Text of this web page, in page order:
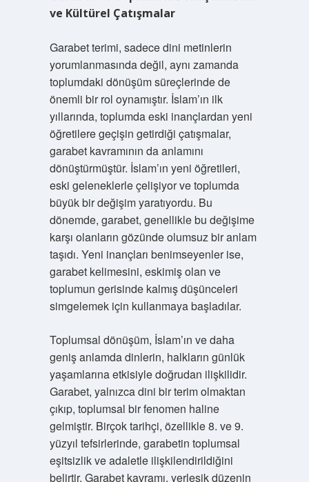
ve Kültürel Çatışmalar
Garabet terimi, sadece dini metinlerin
yorumlanmasında değil, aynı zamanda
toplumdaki dönüşüm süreçlerinde de
önemli bir rol oynamıştır. İslam’ın ilk
yıllarında, toplumda eski inançlardan yeni
öğretilere geçişin getirdiği çatışmalar,
garabet kavramının da anlamını
dönüştürmüştür. İslam’ın yeni öğretileri,
eski geleneklerle çelişiyor ve toplumda
büyük bir değişim yaratıyordu. Bu
dönemde, garabet, genellikle bu değişime
karşı olanların gözünde olumsuz bir anlam
taşıdı. Yeni inançları benimseyenler ise,
garabet kelimesini, eskimiş olan ve
toplumun gerisinde kalmış düşünceleri
simgelemek için kullanmaya başladılar.
Toplumsal dönüşüm, İslam’ın ve daha
geniş anlamda dinlerin, halkların günlük
yaşamlarına etkisiyle doğrudan ilişkilidir.
Garabet, yalnızca dini bir terim olmaktan
çıkıp, toplumsal bir fenomen haline
gelmiştir. Birçok tarihçi, özellikle 8. ve 9.
yüzyıl tefsirlerinde, garabetin toplumsal
eşitsizlik ve adaletle ilişkilendirildiğini
belirtir. Garabet kavramı, yerleşik düzenin